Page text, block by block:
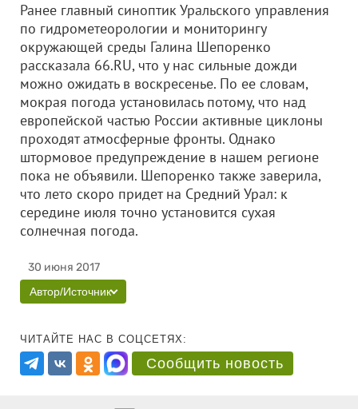
Ранее главный синоптик Уральского управления
по гидрометеорологии и мониторингу
окружающей среды Галина Шепоренко
рассказала 66.RU, что у нас сильные дожди
можно ожидать в воскресенье. По ее словам,
мокрая погода установилась потому, что над
европейской частью России активные циклоны
проходят атмосферные фронты. Однако
штормовое предупреждение в нашем регионе
пока не объявили. Шепоренко также заверила,
что лето скоро придет на Средний Урал: к
середине июля точно установится сухая
солнечная погода.
30 июня 2017
Автор/Источник
ЧИТАЙТЕ НАС В СОЦСЕТЯХ:
Сообщить новость